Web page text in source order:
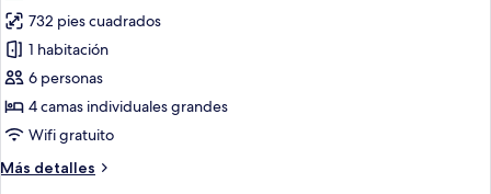
de
Habitación
Deluxe
con
2
individuales,
732 pies cuadrados
1 habitación
6 personas
4 camas individuales grandes
Wifi gratuito
Más detalles
Más